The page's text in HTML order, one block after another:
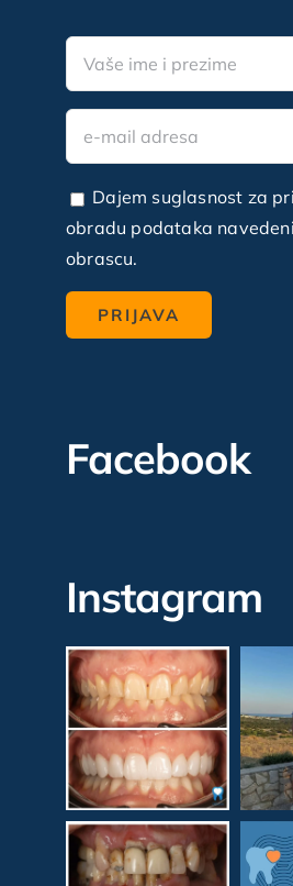
Dajem suglasnost za
obradu podataka
obrascu.
Facebook
Instagram